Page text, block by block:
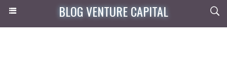
BLOG VENTURE CAPITAL